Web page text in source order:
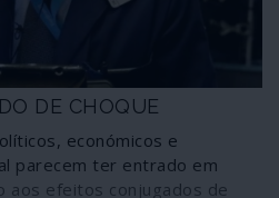
DE CHOQUE
económicos e
parecem ter entrado em
aos efeitos conjugados de